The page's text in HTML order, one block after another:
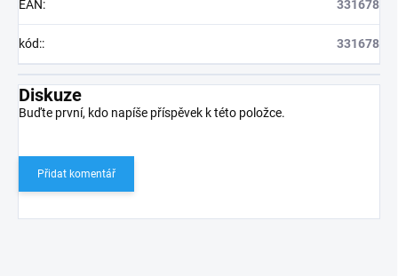
EAN: 331678
kód:: 331678
Diskuze
Buďte první, kdo napíše příspěvek k této položce.
Přidat komentář